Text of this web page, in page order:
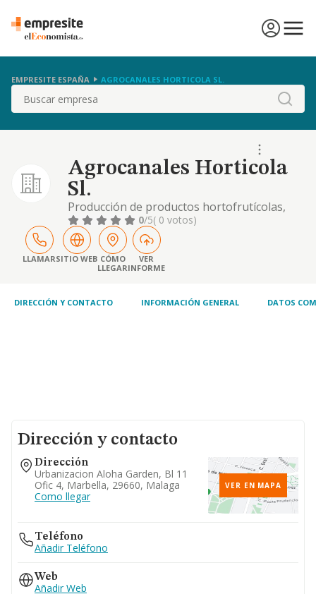
EMPRESITE ESPAÑA AGROCANALES HORTICOLA SL.
Buscar
Agrocanales Horticola
Sl.
Producción de productos hortofrutícolas,
selección, envasado y comercialización de
frutas y verduras, comercio al por mayor de
frutos y verduras. -la compraventa e
intermediación de toda clase de fincas
rústicas y urbanas, la promoción y
de edificaciones,
0/5( 0 votos)
LLAMARSITIO WEB CÓMO
LLEGAR
VER
INFORME
DIRECCIÓN Y CONTACTO INFORMACIÓN GENERAL DATOS
Dirección y contacto
Dirección
Urbanizacion Aloha Garden, Bl 11
Ofic 4, Marbella, 29660, Malaga
Como llegar
VER EN MAPA
Teléfono
Añadir Teléfono
Web
Añadir Web